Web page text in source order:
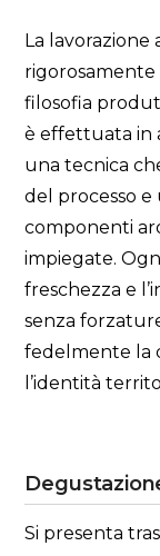
La
filosofia
è effettuata in
una tecnica
del processo e
componenti
impiegate.
freschezza e
senza
fedelmente la
l’identità
Si presenta